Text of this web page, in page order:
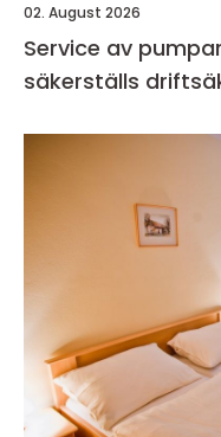
02. August 2026
Service av pumpar
säkerställs